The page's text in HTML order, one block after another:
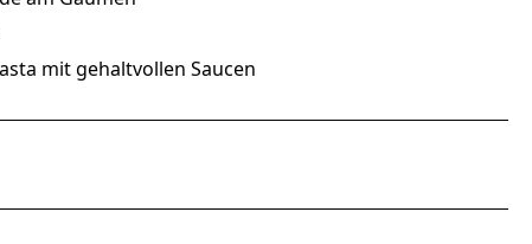
mit gehaltvollen Saucen